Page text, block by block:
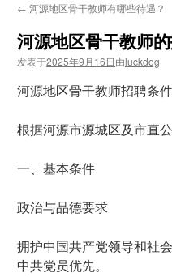
← 河源地区骨干教师有哪些待遇？
河源地区骨干教师
发表于2025年9月16日由luckdog
河源地区骨干教师招聘条件
根据河源市源城区及市直
一、基本条件
政治与品德要求‌
拥护中国共产党领导和社
中共党员优先。